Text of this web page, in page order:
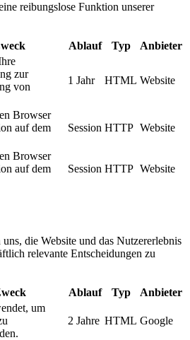
reibungslose Funktion unserer
Ablauf Typ Anbieter
zur
von
1 Jahr HTML Website
Browser
auf dem
Session HTTP Website
Browser
auf dem
Session HTTP Website
die Website und das Nutzererlebnis
relevante Entscheidungen zu
Ablauf Typ Anbieter
um
2 Jahre HTML Google